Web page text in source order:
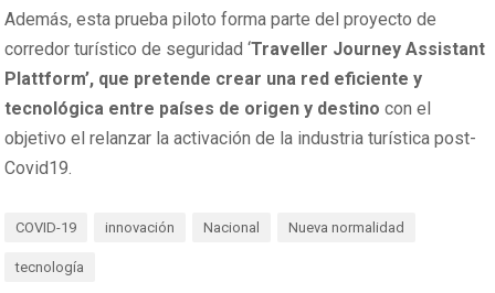
Además, esta prueba piloto forma parte del proyecto de
corredor turístico de seguridad ‘Traveller Journey Assistant
Plattform’, que pretende crear una red eficiente y
tecnológica entre países de origen y destinocon el
objetivo el relanzar la activación de la industria turística post-
Covid19.
COVID-19 innovación Nacional Nueva normalidad
tecnología